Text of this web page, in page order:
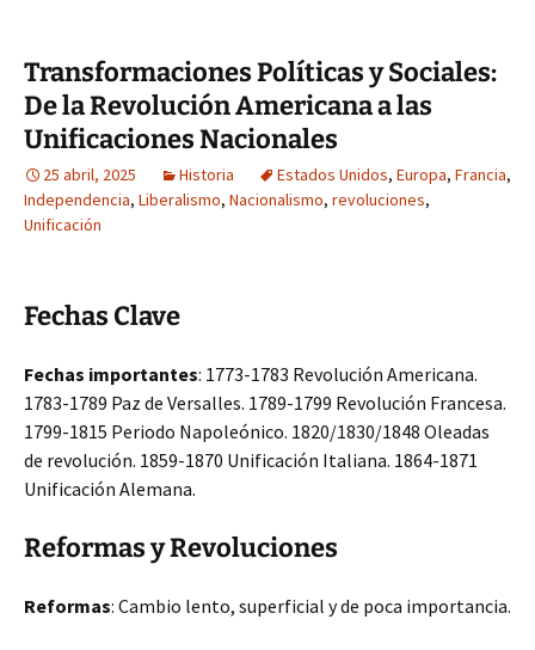
Transformaciones Políticas y Sociales:
De la Revolución Americana a las
Unificaciones Nacionales
25 abril, 2025 Historia Estados Unidos, Europa, Francia,
Independencia, Liberalismo, Nacionalismo, revoluciones,
Unificación
Fechas Clave
Fechas importantes: 1773-1783 Revolución Americana.
1783-1789 Paz de Versalles. 1789-1799 Revolución Francesa.
1799-1815 Periodo Napoleónico. 1820/1830/1848 Oleadas
de revolución. 1859-1870 Unificación Italiana. 1864-1871
Unificación Alemana.
Reformas y Revoluciones
Reformas: Cambio lento, superficial y de poca importancia.